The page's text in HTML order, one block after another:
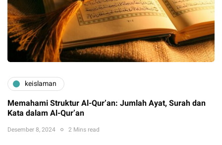
keislaman
Memahami Struktur Al-Qur’an: Jumlah Ayat, Surah dan
Kata dalam Al-Qur’an
Desember 8, 2024 2 Mins read